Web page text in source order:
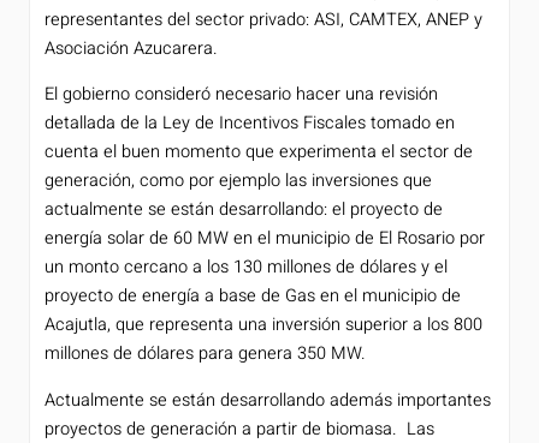
representantes del sector privado: ASI, CAMTEX, ANEP y
Asociación Azucarera.
El gobierno consideró necesario hacer una revisión
detallada de la Ley de Incentivos Fiscales tomado en
cuenta el buen momento que experimenta el sector de
generación, como por ejemplo las inversiones que
actualmente se están desarrollando: el proyecto de
energía solar de 60 MW en el municipio de El Rosario por
un monto cercano a los 130 millones de dólares y el
proyecto de energía a base de Gas en el municipio de
Acajutla, que representa una inversión superior a los 800
millones de dólares para genera 350 MW.
Actualmente se están desarrollando además importantes
proyectos de generación a partir de biomasa. Las